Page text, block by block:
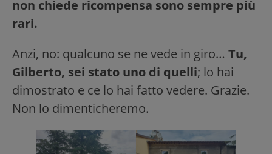
non chiede ricompensa sono sempre più
rari.
Anzi, no: qualcuno se ne vede in giro… Tu,
Gilberto, sei stato uno di quelli; lo hai
dimostrato e ce lo hai fatto vedere. Grazie.
Non lo dimenticheremo.